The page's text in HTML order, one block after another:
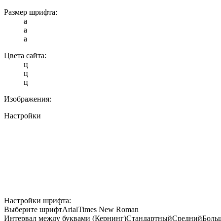
Размер шрифта:
a
a
a
Цвета сайта:
ц
ц
ц
Изображения:
Настройки
Настройки шрифта:
Выберите шрифтArialTimes New Roman
Интервал между буквами (Кернинг)СтандартныйСредний